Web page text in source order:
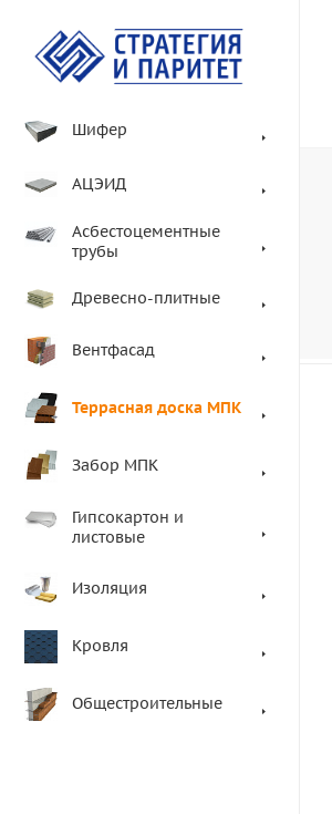
Шифер
АЦЭИД
Асбестоцементные
трубы
Древесно-плитные
Вентфасад
Террасная доска МПК
Забор МПК
Гипсокартон и
листовые
Изоляция
Кровля
Общестроительные